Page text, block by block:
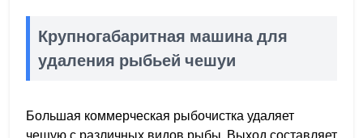
Крупногабаритная машина для
удаления рыбьей чешуи
Большая коммерческая рыбочистка удаляет